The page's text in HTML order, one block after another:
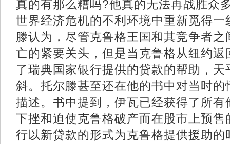
真的有那么糟吗?他真的无法再战胜众
世界经济危机的不利环境中重新觅得
滕认为，尽管克鲁格王国和其竞争者
亡的紧要关头，但是当克鲁格从纽约
了瑞典国家银行提供的贷款的帮助，
斜。托尔滕甚至还在他的书中对当时
描述。书中提到，伊瓦已经获得了所
下挫和迫使克鲁格破产而在股市上预
行以新贷款的形式为克鲁格提供援助